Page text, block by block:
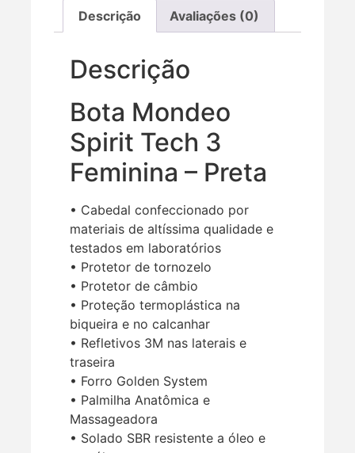
Descrição Avaliações (0)
Descrição
Bota Mondeo
Spirit Tech 3
Feminina – Preta
• Cabedal confeccionado por
materiais de altíssima qualidade e
testados em laboratórios
• Protetor de tornozelo
• Protetor de câmbio
• Proteção termoplástica na
biqueira e no calcanhar
• Refletivos 3M nas laterais e
traseira
• Forro Golden System
• Palmilha Anatômica e
Massageadora
• Solado SBR resistente a óleo e